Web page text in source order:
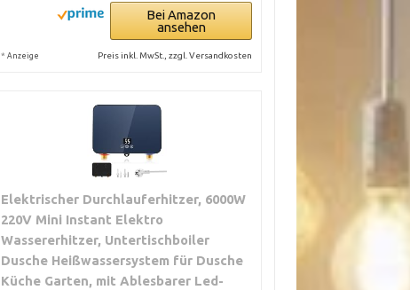
Bei Amazon
ansehen
* Anzeige Preis inkl. MwSt., zzgl. Versandkosten
Elektrischer Durchlauferhitzer, 6000W
220V Mini Instant Elektro
Wassererhitzer, Untertischboiler
Dusche Heißwassersystem für Dusche
Küche Garten, mit Ablesbarer Led-